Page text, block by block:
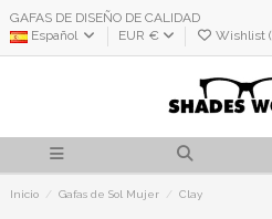
GAFAS DE DISEÑO DE CALIDAD
Español
EUR € Wishlist (
Inicio Gafas de Sol Mujer Clay